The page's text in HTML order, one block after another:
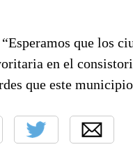
que los
en el
que este